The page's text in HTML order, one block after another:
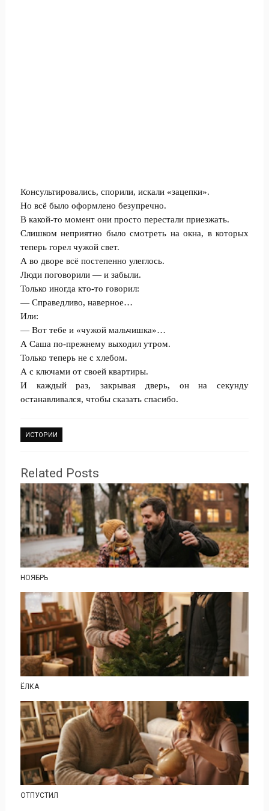
Консультировались, спорили, искали «зацепки».
Но всё было оформлено безупречно.
В какой-то момент они просто перестали приезжать.
Слишком неприятно было смотреть на окна, в которых
теперь горел чужой свет.
А во дворе всё постепенно улеглось.
Люди поговорили — и забыли.
Только иногда кто-то говорил:
— Справедливо, наверное…
Или:
— Вот тебе и «чужой мальчишка»…
А Саша по-прежнему выходил утром.
Только теперь не с хлебом.
А с ключами от своей квартиры.
И каждый раз, закрывая дверь, он на секунду
останавливался, чтобы сказать спасибо.
ИСТОРИИ
Related Posts
НОЯБРЬ
ЁЛКА
ОТПУСТИЛ